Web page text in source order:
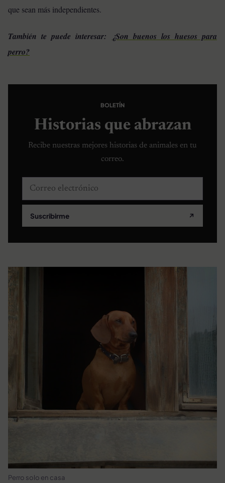
que sean más independientes.
También te puede interesar:
¿Son buenos los huesos para
perro?
BOLETÍN
Historias que abrazan
Recibe nuestras mejores historias de animales en tu
correo.
Correo electrónico
Suscribirme ↗
Perro solo en casa